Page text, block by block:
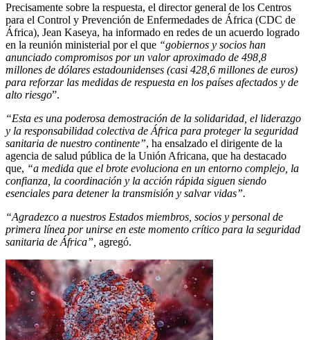
Precisamente sobre la respuesta, el director general de los Centros
para el Control y Prevención de Enfermedades de África (CDC de
África), Jean Kaseya, ha informado en redes de un acuerdo logrado
en la reunión ministerial por el que “gobiernos y socios han
anunciado compromisos por un valor aproximado de 498,8
millones de dólares estadounidenses (casi 428,6 millones de euros)
para reforzar las medidas de respuesta en los países afectados y de
alto riesgo”.
“Esta es una poderosa demostración de la solidaridad, el liderazgo
y la responsabilidad colectiva de África para proteger la seguridad
sanitaria de nuestro continente”, ha ensalzado el dirigente de la
agencia de salud pública de la Unión Africana, que ha destacado
que, “a medida que el brote evoluciona en un entorno complejo, la
confianza, la coordinación y la acción rápida siguen siendo
esenciales para detener la transmisión y salvar vidas”.
“Agradezco a nuestros Estados miembros, socios y personal de
primera línea por unirse en este momento crítico para la seguridad
sanitaria de África”, agregó.